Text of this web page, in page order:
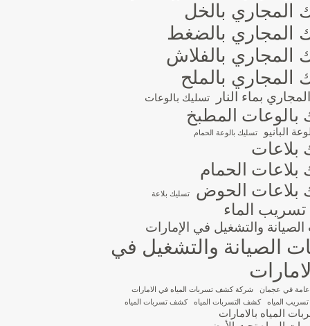
المجاري بالخل
المجاري بالضغط
المجاري بالفلاش
المجاري بالملح
بماء النار تسليك بالوعات
بالوعات المطبخ
البانيو تسليك بالوعة الحمام
بلاعات
بلاعات الحمام
بلاعات الحوض
تسليك بلاعة
تسريب الماء
والتشغيل في الإمارات
الصيانة والتشغيل في
في عجمان
شركة كشف تسربات المياه في الامارات
المياه
كشف التسربات المياه كشف تسربات المياه
المياه بالامارات